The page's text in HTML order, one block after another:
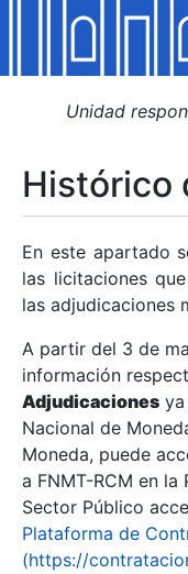
Mostrar/Ocultar
Mostrar/Ocultar
Mostrar/Ocultar
Mostrar/Ocultar
Mostrar/Ocultar
Unidad
Histórico
En este apartado
las licitaciones
las adjudicaciones
A partir del 3 de
información
Adjudicaciones
Nacional de
Moneda, puede
a FNMT-RCM en
Sector Público
Plataforma de
(https://